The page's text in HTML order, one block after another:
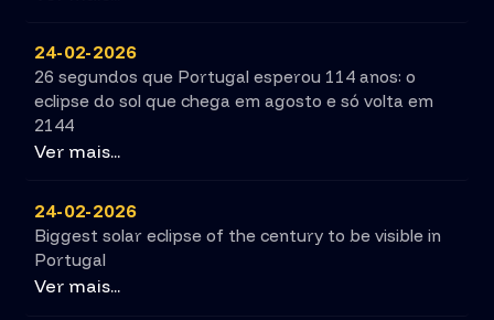
24-02-2026
26 segundos que Portugal esperou 114 anos: o
eclipse do sol que chega em agosto e só volta em
2144
Ver mais...
24-02-2026
Biggest solar eclipse of the century to be visible in
Portugal
Ver mais...